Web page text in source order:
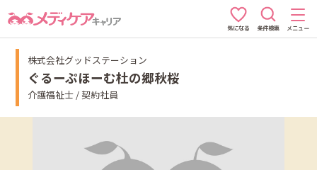
気になる 条件検索 メニュー
株式会社グッドステーション
ぐるーぷほーむ杜の郷秋桜
介護福祉士 / 契約社員